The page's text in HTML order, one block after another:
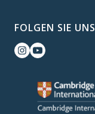
FOLGEN SIE UNS